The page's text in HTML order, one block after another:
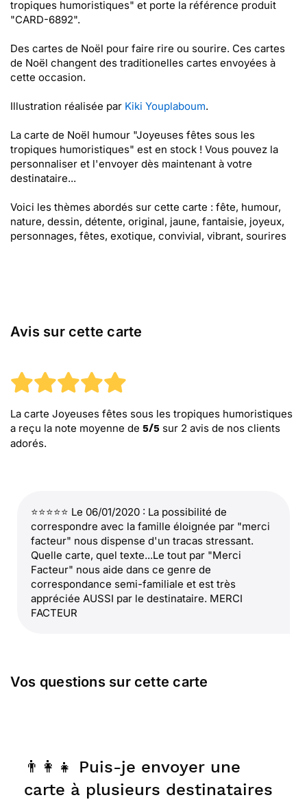
tropiques humoristiques" et porte la référence produit
"CARD-6892".
Des cartes de Noël pour faire rire ou sourire. Ces cartes
de Noël changent des traditionelles cartes envoyées à
cette occasion.
Illustration réalisée par Kiki Youplaboum.
La carte de Noël humour "Joyeuses fêtes sous les
tropiques humoristiques" est en stock ! Vous pouvez la
personnaliser et l'envoyer dès maintenant à votre
destinataire...
Voici les thèmes abordés sur cette carte : fête, humour,
nature, dessin, détente, original, jaune, fantaisie, joyeux,
personnages, fêtes, exotique, convivial, vibrant, sourires
Avis sur cette carte
La carte Joyeuses fêtes sous les tropiques humoristiques
a reçu la note moyenne de 5/5 sur 2 avis de nos clients
adorés.
⭐⭐⭐⭐⭐ Le 06/01/2020 : La possibilité de
correspondre avec la famille éloignée par "merci
facteur" nous dispense d'un tracas stressant.
Quelle carte, quel texte...Le tout par "Merci
Facteur" nous aide dans ce genre de
correspondance semi-familiale et est très
appréciée AUSSI par le destinataire. MERCI
FACTEUR
Vos questions sur cette carte
👨‍👩‍👧 Puis-je envoyer une
carte à plusieurs destinataires